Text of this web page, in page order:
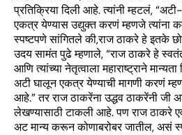
प्रतिक्रिया दिली आहे. त्यांनी म्हटलं,
एकत्र येण्यास उद्युक्त करणं म्हणजे त्यांना
स्पष्टपणे सांगितले की,राज ठाकरे हे इतके
उदय सामंत पुढे म्हणाले, “राज ठाकरे हे
आणि त्यांच्या नेतृत्वाला महाराष्ट्राने
अटी घालून एकत्र येण्याची मागणी करणं
आहे.” तर राज ठाकरेंना उद्धव ठाकरेंनी जी
लेखण्यासाठी टाकली आहे. पण राज ठाकरे
अट मान्य करून कोणाबरोबर जातील, असं